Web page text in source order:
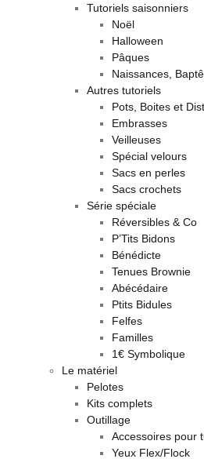
Tutoriels saisonniers
Noël
Halloween
Pâques
Naissances,
Autres tutoriels
Pots, Boites et
Embrasses
Veilleuses
Spécial velours
Sacs en perles
Sacs crochets
Série spéciale
Réversibles & Co
P’Tits Bidons
Bénédicte
Tenues Brownie
Abécédaire
Ptits Bidules
Felfes
Familles
1€ Symbolique
Le matériel
Pelotes
Kits complets
Outillage
Accessoires pour
Yeux Flex/Flock